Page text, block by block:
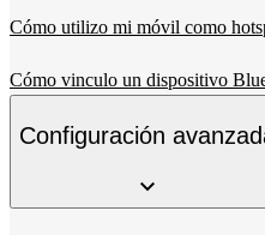
Cómo utilizo mi móvil como
Cómo vinculo un dispositivo
Configuración